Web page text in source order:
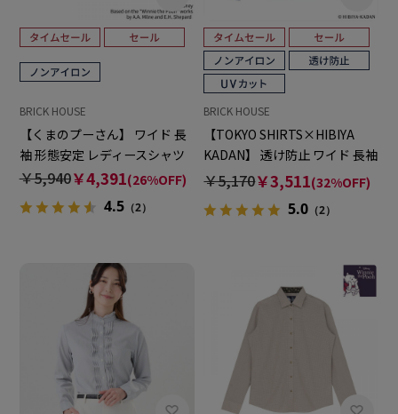
BRICK HOUSE
【くまのプーさん】 ワイド 長
袖 形態安定 レディースシャツ
￥5,940￥4,391(26%OFF)
4.5（2）
BRICK HOUSE
【TOKYO SHIRTS×HIBIYA
KADAN】 透け防止 ワイド 長袖
形態安定 レディースシャツ
￥5,170￥3,511(32%OFF)
5.0 （2）